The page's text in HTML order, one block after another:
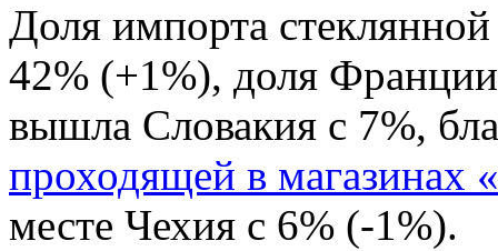
Доля импорта
42% (+1%), доля
вышла Словакия с 7%,
проходящей в магазинах
месте Чехия с 6% (-1%).